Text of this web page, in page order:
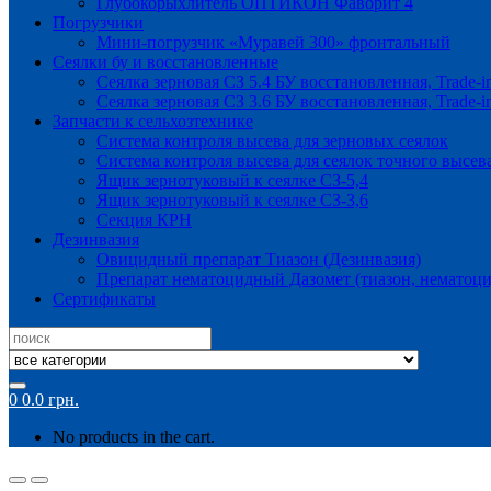
Погрузчики
Мини-погрузчик «Муравей 300» фронтальный
Сеялки бу и восстановленные
Сеялка зерновая СЗ 5.4 БУ восстановленная, Trade-
Сеялка зерновая СЗ 3.6 БУ восстановленная, Trade-
Запчасти к сельхозтехнике
Система контроля высева для зерновых сеялок
Система контроля высева для сеялок точного
Ящик зернотуковый к сеялке СЗ-5,4
Ящик зернотуковый к сеялке СЗ-3,6
Секция КРН
Дезинвазия
Овицидный препарат Тиазон (Дезинвазия)
Препарат нематоцидный Дазомет (тиазон,
Сертификаты
Search
for:
0 0.0 грн.
No products in the cart.